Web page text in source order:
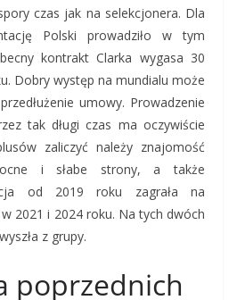
czas jak na selekcjonera. Dla
Polski prowadziło w tym
kontrakt Clarka wygasa 30
Dobry występ na mundialu może
umowy. Prowadzenie
tak długi czas ma oczywiście
zaliczyć należy znajomość
i słabe strony, a także
od 2019 roku zagrała na
2021 i 2024 roku. Na tych dwóch
z grupy.
poprzednich